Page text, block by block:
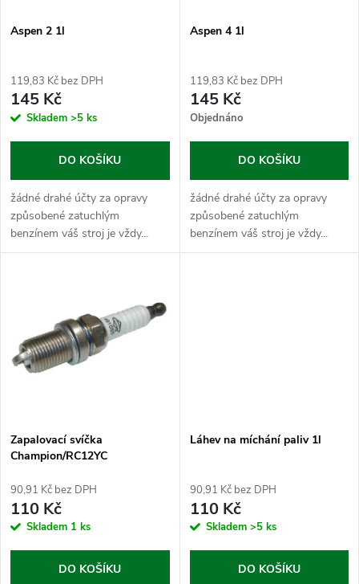
p
r
o
u
k
s
r
o
d
u
k
ů
Aspen 2 1l
119,83 Kč bez DPH
145 Kč
Skladem >5 ks
DO KOŠÍKU
žádné drahé účty za opravy
způsobené zatuchlým
benzínem váš stroj je vždy...
Aspen 4 1l
119,83 Kč bez DPH
145 Kč
Objednáno
DO KOŠÍKU
žádné drahé účty za opravy
způsobené zatuchlým
benzínem váš stroj je vždy...
Zapalovací svíčka
Champion/RC12YC
90,91 Kč bez DPH
110 Kč
Skladem 1 ks
DO KOŠÍKU
Láhev na míchání paliv 1l
90,91 Kč bez DPH
110 Kč
Skladem >5 ks
DO KOŠÍKU